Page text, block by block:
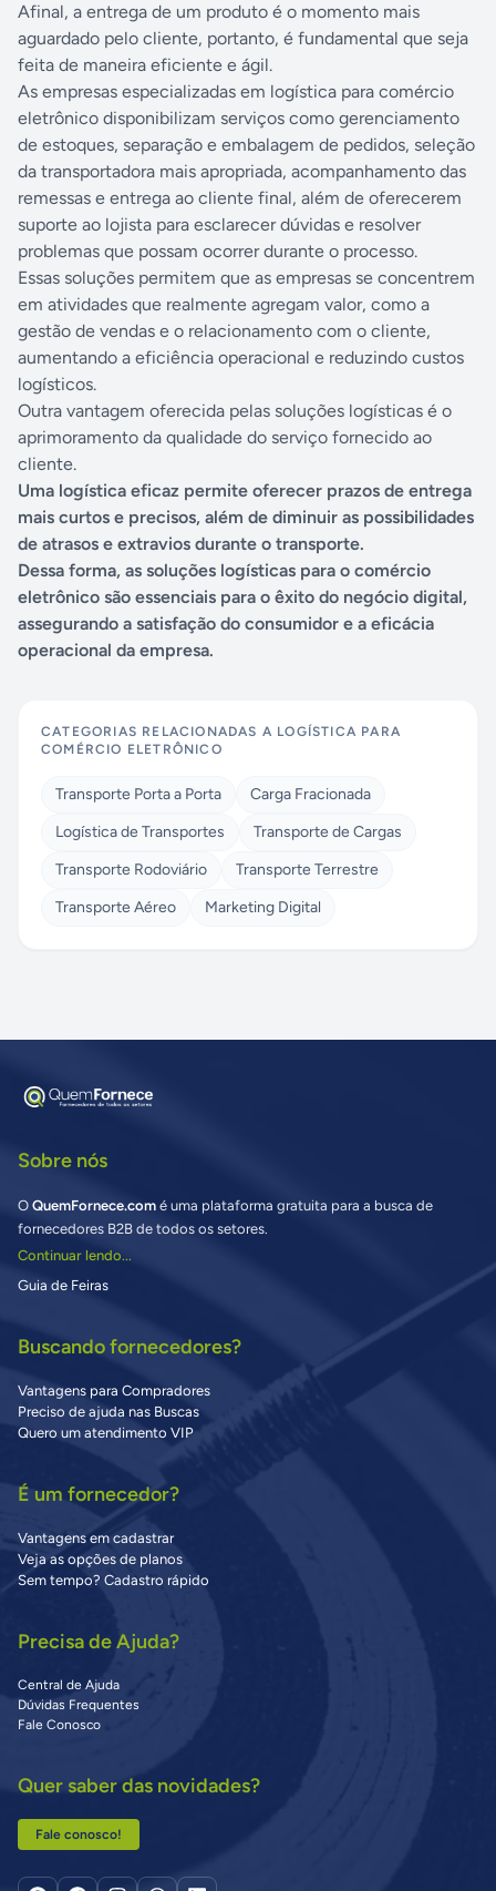
Afinal, a entrega de um produto é o momento mais
aguardado pelo cliente, portanto, é fundamental que seja
feita de maneira eficiente e ágil.
As empresas especializadas em logística para comércio
eletrônico disponibilizam serviços como gerenciamento
de estoques, separação e embalagem de pedidos, seleção
da transportadora mais apropriada, acompanhamento das
remessas e entrega ao cliente final, além de oferecerem
suporte ao lojista para esclarecer dúvidas e resolver
problemas que possam ocorrer durante o processo.
Essas soluções permitem que as empresas se concentrem
em atividades que realmente agregam valor, como a
gestão de vendas e o relacionamento com o cliente,
aumentando a eficiência operacional e reduzindo custos
logísticos.
Outra vantagem oferecida pelas soluções logísticas é o
aprimoramento da qualidade do serviço fornecido ao
cliente.
Uma logística eficaz permite oferecer prazos de entrega
mais curtos e precisos, além de diminuir as possibilidades
de atrasos e extravios durante o transporte.
Dessa forma, as soluções logísticas para o comércio
eletrônico são essenciais para o êxito do negócio digital,
assegurando a satisfação do consumidor e a eficácia
operacional da empresa.
CATEGORIAS RELACIONADAS A LOGÍSTICA PARA
COMÉRCIO ELETRÔNICO
Transporte Porta a Porta
Carga Fracionada
Logística de Transportes
Transporte de Cargas
Transporte Rodoviário
Transporte Terrestre
Transporte Aéreo
Marketing Digital
Sobre nós
O QuemFornece.com é uma plataforma gratuita para a busca de
fornecedores B2B de todos os setores.
Continuar lendo...
Guia de Feiras
Buscando fornecedores?
Vantagens para Compradores
Preciso de ajuda nas Buscas
Quero um atendimento VIP
É um fornecedor?
Vantagens em cadastrar
Veja as opções de planos
Sem tempo? Cadastro rápido
Precisa de Ajuda?
Central de Ajuda
Dúvidas Frequentes
Fale Conosco
Quer saber das novidades?
Fale conosco!